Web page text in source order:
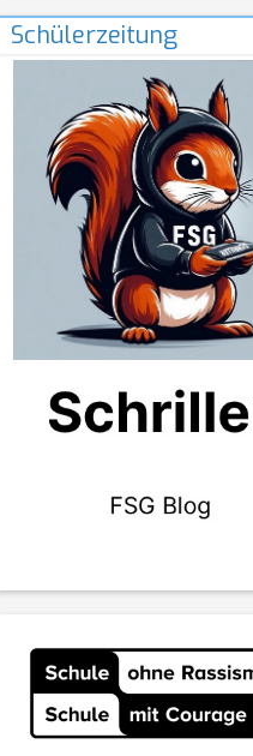
Schülerzeitung